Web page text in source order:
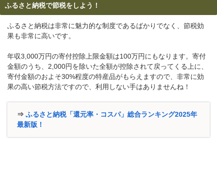
ふるさと納税で節税をしよう！
ふるさと納税は非常に魅力的な制度であるばかりでなく、節税効
果も非常に高いです。
年収3,000万円の寄付控除上限金額は100万円にもなります。寄付
金額のうち、2,000円を除いた全額が控除されて戻ってくる上に、
寄付金額のおよそ30%程度の特産品がもらえますので、非常に効
果の高い節税方法ですので、利用しない手はありませんね！
⇒ ふるさと納税「還元率・コスパ」総合ランキング2025年
最新版！